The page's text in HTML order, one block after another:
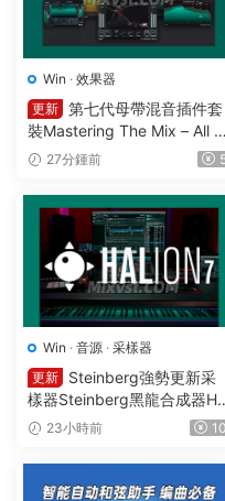
Win · 效果器
更新 第七代母帶混音插件套
裝Mastering The Mix – All Pl
ugins Bundle v2026.08.03
27分鍾前
Win · 音源 · 采樣器
更新
Steinberg強勢更新采
樣器Steinberg黑龍合成器HA
Lion v7.5.0 WIN
23小時前 10